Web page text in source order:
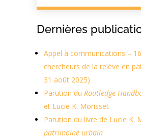
Dernières
Appel à communications –
chercheurs de la relève en
31 août 2025)
Parution du Routledge
et Lucie K. Morisset
Parution du livre de Lucie K.
patrimoine urbain